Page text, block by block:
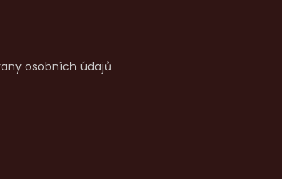
osobních údajů